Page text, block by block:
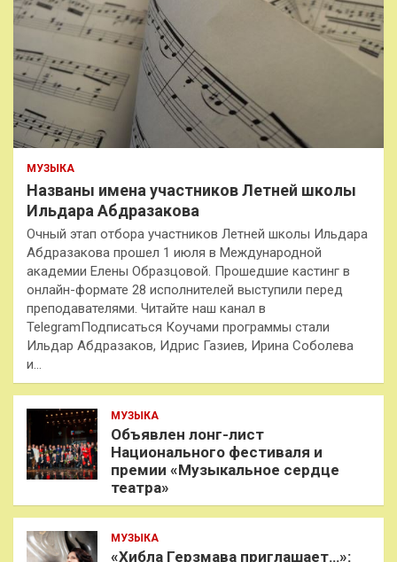
МУЗЫКА
Названы имена участников Летней школы
Ильдара Абдразакова
Очный этап отбора участников Летней школы Ильдара
Абдразакова прошел 1 июля в Международной
академии Елены Образцовой. Прошедшие кастинг в
онлайн-формате 28 исполнителей выступили перед
преподавателями. Читайте наш канал в
TelegramПодписаться Коучами программы стали
Ильдар Абдразаков, Идрис Газиев, Ирина Соболева
и…
МУЗЫКА
Объявлен лонг-лист
Национального фестиваля и
премии «Музыкальное сердце
театра»
МУЗЫКА
«Хибла Герзмава приглашает…»: